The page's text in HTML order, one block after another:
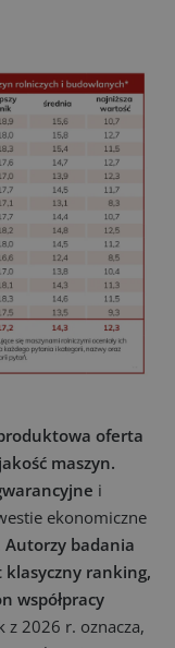
oferta
maszyn.
i
ekonomiczne
Autorzy badania
ranking,
współpracy
z 2026 r. oznacza,